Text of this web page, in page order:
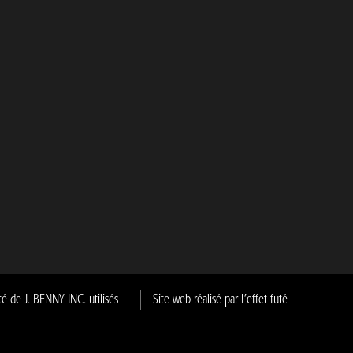
de J. BENNY INC. utilisés Site web réalisé par L’effet futé